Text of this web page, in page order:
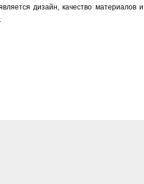
дизайн, качество материалов и